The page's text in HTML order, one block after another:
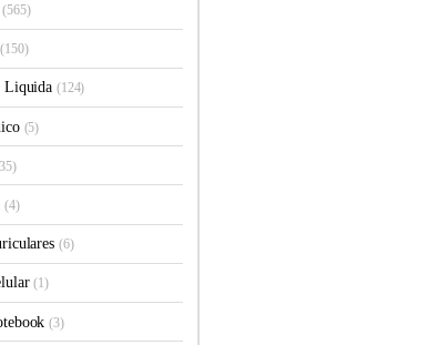
(565)
(150)
Liquida (124)
(5)
(4)
(6)
(1)
(3)